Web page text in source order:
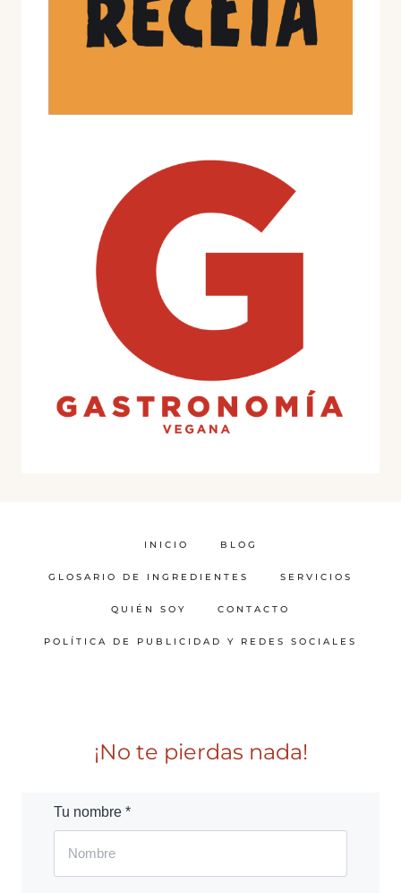
INICIO BLOG
GLOSARIO DE INGREDIENTES SERVICIOS
QUIÉN SOY CONTACTO
POLÍTICA DE PUBLICIDAD Y REDES SOCIALES
¡No te pierdas nada!
Tu nombre *